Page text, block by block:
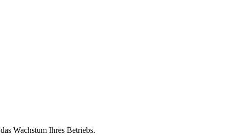
Wachstum Ihres Betriebs.